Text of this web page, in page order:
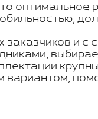
оптимальное
и с
вариантом,